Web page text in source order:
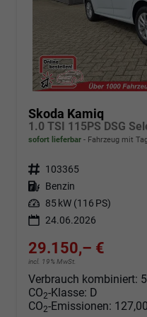
Skoda Kamiq
sofort lieferbar Fahrzeug mit
Fahrzeugnr. 103365
Kraftstoff Benzin
Leistung 85 kW (116 PS)
24.06.2026
29.150,– €
incl. 19% MwSt.
Verbrauch kombiniert:
CO2-Klasse: D
CO2-Emissionen: